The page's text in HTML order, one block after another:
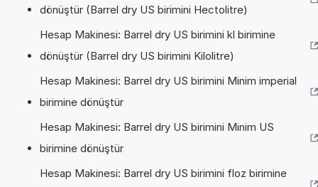
dönüştür (Barrel dry US birimini Hectolitre)
Hesap Makinesi: Barrel dry US birimini kl birimine
dönüştür (Barrel dry US birimini Kilolitre)
Hesap Makinesi: Barrel dry US birimini Minim imperial
birimine dönüştür
Hesap Makinesi: Barrel dry US birimini Minim US
birimine dönüştür
Hesap Makinesi: Barrel dry US birimini floz birimine